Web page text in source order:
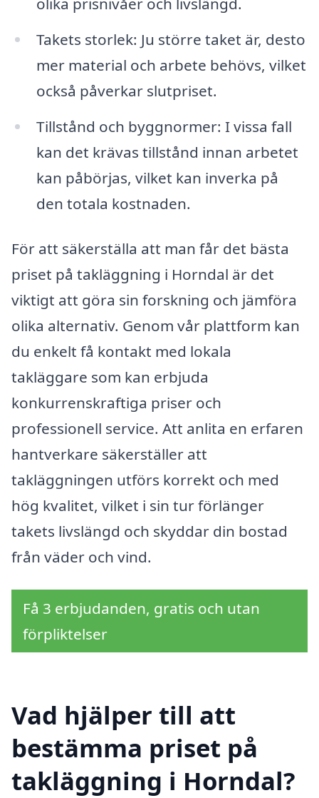
Takets storlek: Ju större taket är, desto
mer material och arbete behövs, vilket
också påverkar slutpriset.
Tillstånd och byggnormer: I vissa fall
kan det krävas tillstånd innan arbetet
kan påbörjas, vilket kan inverka på
den totala kostnaden.
För att säkerställa att man får det bästa
priset på takläggning i Horndal är det
viktigt att göra sin forskning och jämföra
olika alternativ. Genom vår plattform kan
du enkelt få kontakt med lokala
takläggare som kan erbjuda
konkurrenskraftiga priser och
professionell service. Att anlita en erfaren
hantverkare säkerställer att
takläggningen utförs korrekt och med
hög kvalitet, vilket i sin tur förlänger
takets livslängd och skyddar din bostad
från väder och vind.
Få 3 erbjudanden, gratis och utan
förpliktelser
Vad hjälper till att
bestämma priset på
takläggning i Horndal?